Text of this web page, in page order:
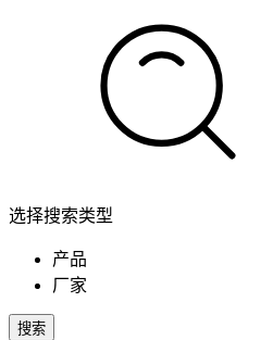
选择搜索类型
产品
厂家
搜索